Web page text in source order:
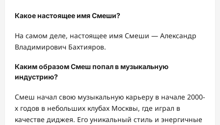
Какое настоящее имя Смеши?
На самом деле, настоящее имя Смеши — Александр
Владимирович Бахтияров.
Каким образом Смеш попал в музыкальную
индустрию?
Смеш начал свою музыкальную карьеру в начале 2000-
х годов в небольших клубах Москвы, где играл в
качестве диджея. Его уникальный стиль и энергичные